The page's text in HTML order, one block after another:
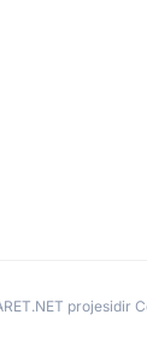
projesidir